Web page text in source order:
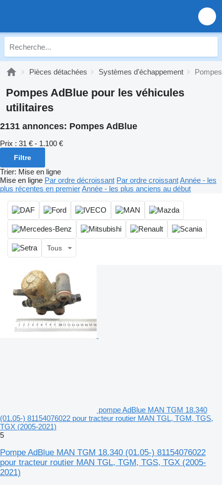
Pièces détachées Systèmes d'échappement
Pompes AdBlue pour les véhicules
utilitaires
2131 annonces: Pompes AdBlue
Prix : 31 € - 1.100 €
Filtre
Trier: Mise en ligne
Mise en ligne Par ordre décroissant Par ordre croissantAnnée - les
plus récentes en premierAnnée - les plus anciens au début
Tous
pompe AdBlue MAN TGM 18.340
(01.05-) 81154076022 pour tracteur routier MAN TGL, TGM, TGS,
TGX (2005-2021)
5
Pompe AdBlue MAN TGM 18.340 (01.05-) 81154076022
pour tracteur routier MAN TGL, TGM, TGS, TGX (2005-
2021)